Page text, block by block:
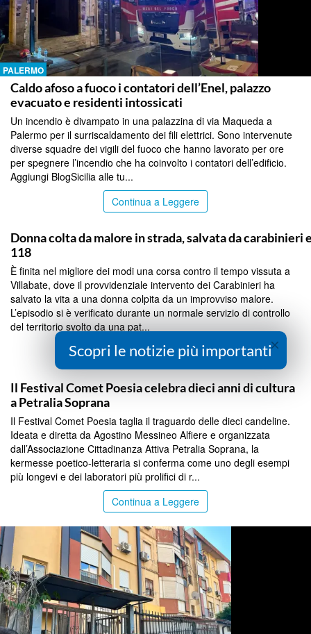
PALERMO
Caldo afoso a fuoco i contatori dell’Enel, palazzo
evacuato e residenti intossicati
Un incendio è divampato in una palazzina di via Maqueda a
Palermo per il surriscaldamento dei fili elettrici. Sono intervenute
diverse squadre dei vigili del fuoco che hanno lavorato per ore
per spegnere l’incendio che ha coinvolto i contatori dell’edificio.
Aggiungi BlogSicilia alle tu...
Continua a Leggere
Donna colta da malore in strada, salvata da carabinieri
118
È finita nel migliore dei modi una corsa contro il tempo vissuta a
Villabate, dove il provvidenziale intervento dei Carabinieri ha
salvato la vita a una donna colpita da un improvviso malore.
L’episodio si è verificato durante un normale servizio di controllo
del territorio svolto da una pat...
Continua a Leggere
Il Festival Comet Poesia celebra dieci anni di cultura
a Petralia Soprana
Il Festival Comet Poesia taglia il traguardo delle dieci candeline.
Ideata e diretta da Agostino Messineo Alfiere e organizzata
dall’Associazione Cittadinanza Attiva Petralia Soprana, la
kermesse poetico-letteraria si conferma come uno degli esempi
più longevi e dei laboratori più prolifici di r...
Continua a Leggere
×
Scopri le notizie più importanti